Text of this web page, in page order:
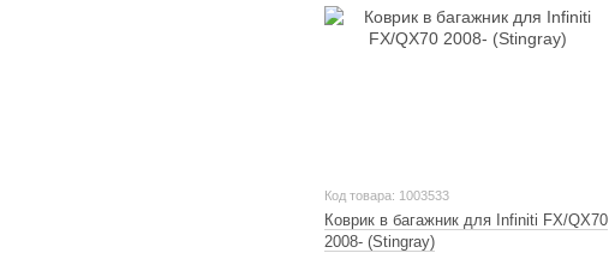
Код товара: 1003533
Коврик в багажник для Infiniti FX/QX70
2008- (Stingray)